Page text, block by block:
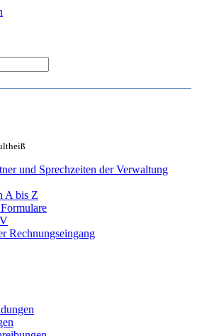
und Sprechzeiten der Verwaltung
A bis Z
Rechnungseingang